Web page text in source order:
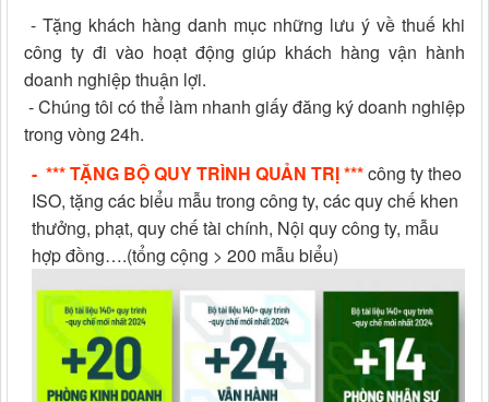
- Tặng khách hàng danh mục những lưu ý về thuế khi
công ty đi vào hoạt động giúp khách hàng vận hành
doanh nghiệp thuận lợi.
- Chúng tôi có thể làm nhanh giấy đăng ký doanh nghiệp
trong vòng 24h.
- *** TẶNG BỘ QUY TRÌNH QUẢN TRỊ ***công ty theo
ISO, tặng các biểu mẫu trong công ty, các quy chế khen
thưởng, phạt, quy chế tài chính, Nội quy công ty, mẫu
hợp đồng….(tổng cộng > 200 mẫu biểu)